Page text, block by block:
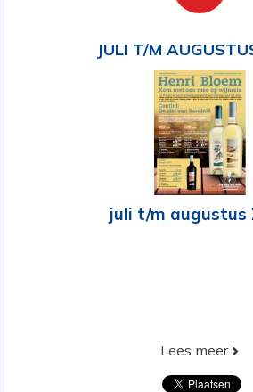
JULI T/M
juli t/m augustus
Lees meer